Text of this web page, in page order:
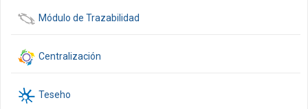
Módulo de Trazabilidad
Centralización
Teseho